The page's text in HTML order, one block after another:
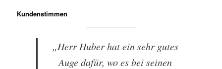
Kundenstimmen
„Herr Huber hat ein sehr gutes
Auge dafür, wo es bei seinen